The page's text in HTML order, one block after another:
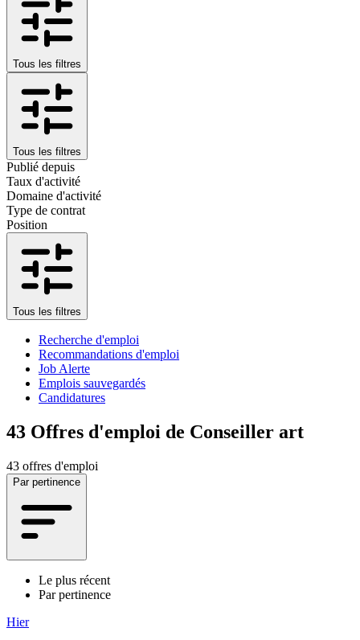
Tous les filtres
Tous les filtres
Publié depuis
Taux d'activité
Domaine d'activité
Type de contrat
Position
Tous les filtres
Recherche d'emploi
Recommandations d'emploi
Job Alerte
Emplois sauvegardés
Candidatures
43 Offres d'emploi de Conseiller art
43 offres d'emploi
Par pertinence
Le plus récent
Par pertinence
Hier